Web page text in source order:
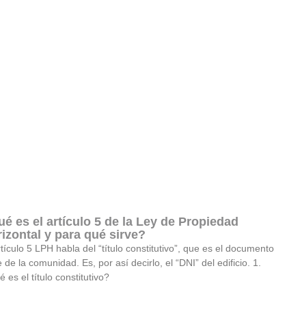
es el artículo 5 de la Ley de Propiedad
y para qué sirve?
5 LPH habla del “título constitutivo”, que es el documento
de la comunidad. Es, por así decirlo, el “DNI” del edificio. 1.
es el título constitutivo?